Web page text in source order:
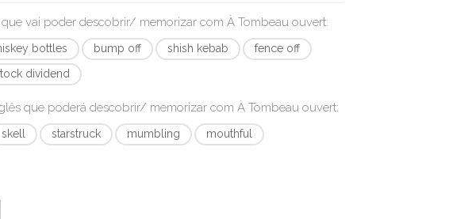
que vai poder descobrir/ memorizar comÀ Tombeau ouvert:
bottles bump off shish kebab
fence off
dividend
que poderá descobrir/ memorizar comÀ Tombeau ouvert:
skell starstruck mumbling
mouthful